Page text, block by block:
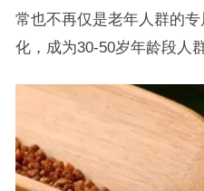
常也不再仅是老年人群的
化，成为30-50岁年龄段人群